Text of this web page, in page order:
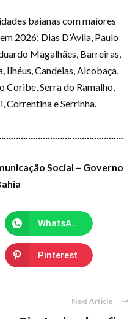
baianas com maiores
2026: Dias D’Ávila, Paulo
Magalhães, Barreiras,
Ilhéus, Candeias, Alcobaça,
Coribe, Serra do Ramalho,
Correntina e Serrinha.
Social – Governo
WhatsApp
Pinterest
Next Article